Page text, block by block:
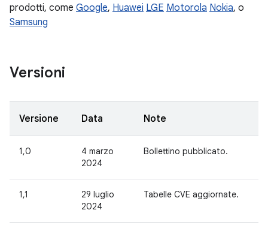
prodotti, come Google, Huawei LGE Motorola Nokia, o
Samsung
Versioni
Versione Data Note
1,0
4 marzo
2024
Bollettino pubblicato.
1,1
29 luglio
2024
Tabelle CVE aggiornate.